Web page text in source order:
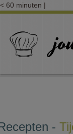
< 60 minuten |
-